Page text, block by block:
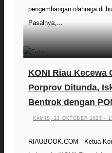
pengembangan olahraga di
Pasalnya,…
KONI Riau Kecewa
Porprov Ditunda,
Bentrok dengan
KAMIS, 23 OKTOBER 2025 -
RIAUBOOK.COM - Ketua